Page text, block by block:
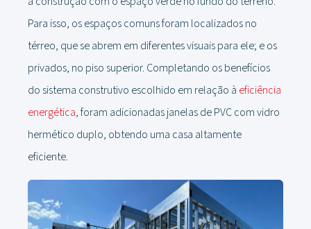
Para isso, os espaços comuns foram localizados no
térreo, que se abrem em diferentes visuais para ele; e os
privados, no piso superior. Completando os benefícios
do sistema construtivo escolhido em relação à eficiência
energética, foram adicionadas janelas de PVC com vidro
hermético duplo, obtendo uma casa altamente
eficiente.